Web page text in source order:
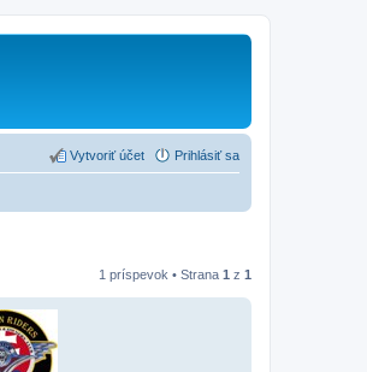
Prihlásiť sa
Vytvoriť účet
1 príspevok • Strana 1 z 1